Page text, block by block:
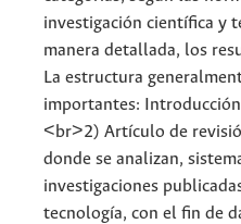
investigación científica y
manera detallada, los
La estructura
importantes:
<br>2) Artículo de
donde se analizan,
investigaciones
tecnología, con el fin de